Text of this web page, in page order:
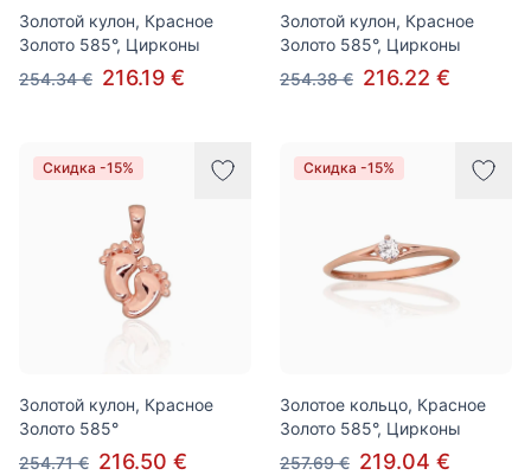
Золотой кулон, Красное
Золото 585°, Цирконы
254.34 € 216.19 €
Золотой кулон, Красное
Золото 585°, Цирконы
254.38 € 216.22 €
Скидка -15%
Золотой кулон, Красное
Золото 585°
254.71 € 216.50 €
Скидка -15%
Золотое кольцо, Красное
Золото 585°, Цирконы
257.69 € 219.04 €